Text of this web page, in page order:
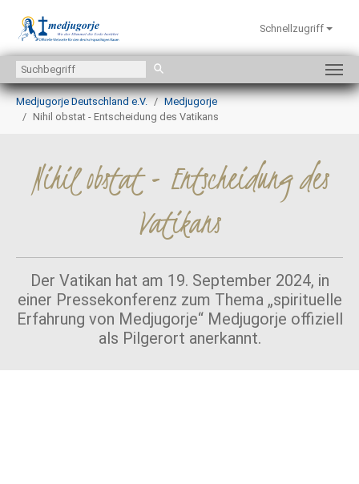
Zum Hauptinhalt springen
Schnellzugriff
Sie sind hier:
Medjugorje Deutschland e.V.
Medjugorje
Nihil obstat - Entscheidung des Vatikans
Nihil obstat - Entscheidung des
Vatikans
Der Vatikan hat am 19. September 2024, in
einer Pressekonferenz zum Thema „spirituelle
Erfahrung von Medjugorje“ Medjugorje offiziell
als Pilgerort anerkannt.